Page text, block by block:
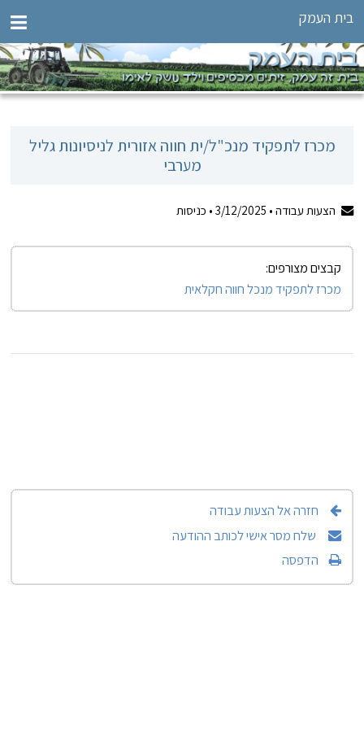
בית העמק
מכרז לתפקיד מנכ"ל/ית חווה אזורית לניסיונות גליל
מערבי
הצעות עבודה • 3/12/2025
• כניסות
קבצים מצורפים:
מכרז לתפקיד מנכל חווה חקלאית
חזרה אל הצעות עבודה
שלח מסר אישי לכותב ההודעה
הדפסה